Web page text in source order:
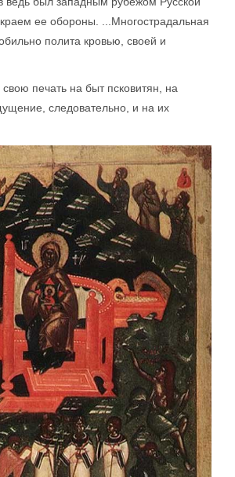
ее обороны. ...Многострадальная
полита кровью, своей и
печать на быт псковитян, на
следовательно, и на их